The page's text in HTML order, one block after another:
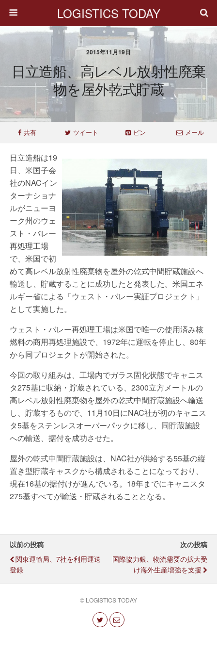
LOGISTICS TODAY
2015年11月19日
日立造船、高レベル放射性廃棄
物を屋外乾式貯蔵
共有 ツイート ピン メール
日立造船は19
日、米国子会
社のNACイン
ターナショナ
ルがニューヨ
ーク州のウェ
スト・バレー
再処理工場
で、米国で初
めて高レベル放射性廃棄物を屋外の乾式中間貯蔵施設へ
輸送し、貯蔵することに成功したと発表した。米国エネ
ルギー省による「ウェスト・バレー実証プロジェクト」
として実施した。
ウェスト・バレー再処理工場は米国で唯一の使用済み核
燃料の商用再処理施設で、1972年に運転を停止し、80年
から同プロジェクトが開始された。
今回の取り組みは、工場内でガラス固化状態でキャニス
タ275基に収納・貯蔵されている、2300立方メートルの
高レベル放射性廃棄物を屋外の乾式中間貯蔵施設へ輸送
し、貯蔵するもので、11月10日にNAC社が初のキャニス
タ5基をステンレスオーバーパックに移し、同貯蔵施設
への輸送、据付を成功させた。
屋外の乾式中間貯蔵施設は、NAC社が供給する55基の縦
置き型貯蔵キャスクから構成されることになっており、
現在16基の据付けが進んでいる。18年までにキャニスタ
275基すべてが輸送・貯蔵されることとなる。
以前の投稿
関東運輸局、7社を利用運送
登録
次の投稿
国際協力銀、物流需要の拡大受
け海外生産増強を支援
© LOGISTICS TODAY